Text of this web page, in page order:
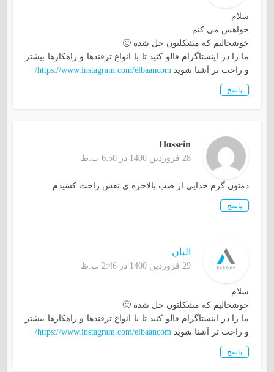
سلام
خواهش می کنم
خوشحالیم که مشکلتون حل شده 🙂
ما را در اینستاگرام فالو کنید تا با انواع ترفندها و راهکارها بیشتر
و راحت تر آشنا شویدhttps://www.instagram.com/elbaancom/
پاسخ
Hossein
28 فروردین 1400 در 6:50 ب.ظ
دمتون گرم خدایی از صب بالاخره ی نفس راحت کشیدم
پاسخ
البان
29 فروردین 1400 در 2:46 ب.ظ
سلام
خوشحالیم که مشکلتون حل شده 🙂
ما را در اینستاگرام فالو کنید تا با انواع ترفندها و راهکارها بیشتر
و راحت تر آشنا شویدhttps://www.instagram.com/elbaancom/
پاسخ